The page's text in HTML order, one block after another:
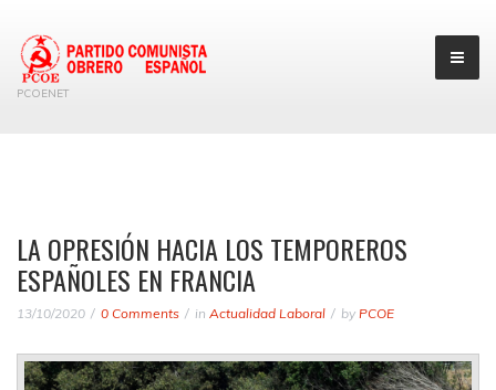
PCOENET
LA OPRESIÓN HACIA LOS TEMPOREROS
ESPAÑOLES EN FRANCIA
13/10/2020 0 Comments in Actualidad Laboral by PCOE